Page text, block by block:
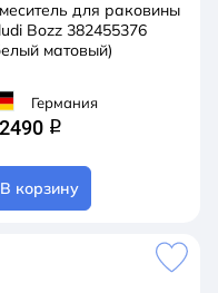
для раковины
Bozz 382455376
матовый)
Германия
q
В корзину